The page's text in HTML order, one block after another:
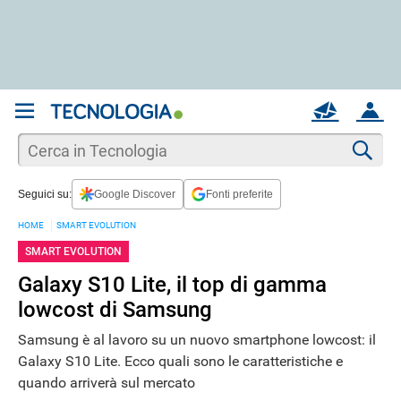
ACCOUNT
MAIL
Seguici su: Google Discover Fonti preferite
HOME SMART EVOLUTION
SMART EVOLUTION
Galaxy S10 Lite, il top di gamma
lowcost di Samsung
Samsung è al lavoro su un nuovo smartphone lowcost: il
Galaxy S10 Lite. Ecco quali sono le caratteristiche e
quando arriverà sul mercato